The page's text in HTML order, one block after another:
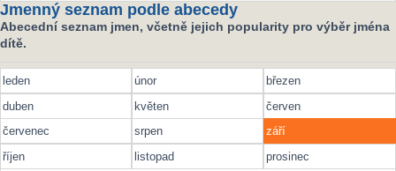
Jmenný seznam podle abecedy
Abecední seznam jmen, včetně jejich popularity pro výběr jména
dítě.
leden únor
březen
duben
květen
červen
červenec
srpen
září
říjen
listopad prosinec